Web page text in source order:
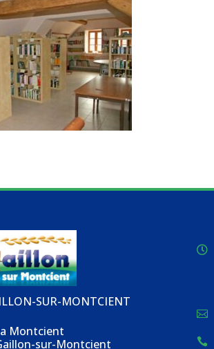
SUR-MONTCIENT
Montcient
sur-Montcient


